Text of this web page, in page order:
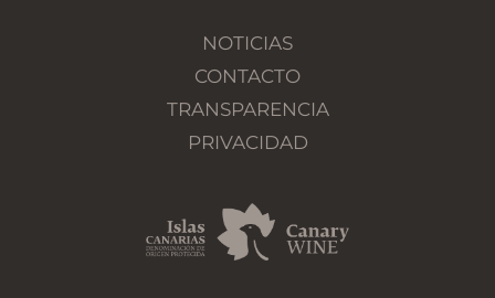
NOTICIAS
CONTACTO
TRANSPARENCIA
PRIVACIDAD